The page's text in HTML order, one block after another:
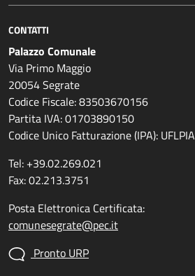
CONTATTI
Palazzo Comunale
Via Primo Maggio
20054 Segrate
Codice Fiscale: 83503670156
Partita IVA: 01703890150
Codice Unico Fatturazione (IPA): UFLPIA
Tel: +39.02.269.021
Fax: 02.213.3751
Posta Elettronica Certificata:
comunesegrate@pec.it
Pronto URP